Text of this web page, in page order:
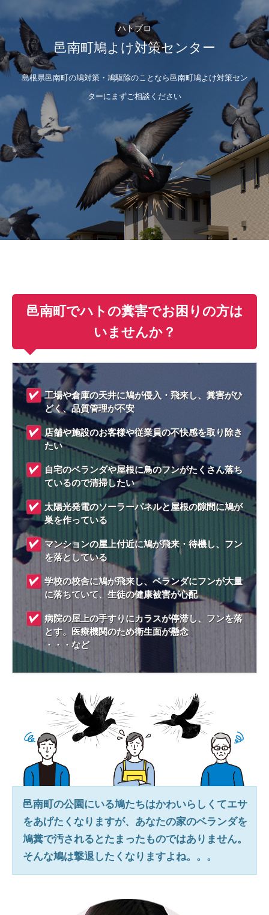
ハトプロ
邑南町鳩よけ対策センター
島根県邑南町の鳩対策・鳩駆除のことなら邑南町鳩よけ対策セン
ターにまずご相談ください
邑南町でハトの糞害でお困りの方は
いませんか？
工場や倉庫の天井に鳩が侵入・飛来し、糞害がひ
どく、品質管理が不安
店舗や施設のお客様や従業員の不快感を取り除き
たい
自宅のベランダや屋根に鳥のフンがたくさん落ち
ているので清掃したい
太陽光発電のソーラーパネルと屋根の隙間に鳩が
巣を作っている
マンションの屋上付近に鳩が飛来・待機し、フン
を落としている
学校の校舎に鳩が飛来し、ベランダにフンが大量
に落ちていて、生徒の健康被害が心配
病院の屋上の手すりにカラスが停滞し、フンを落
とす。医療機関のため衛生面が懸念
・・・など
邑南町の公園にいる鳩たちはかわいらしくてエサ
をあげたくなりますが、あなたの家のベランダを
鳩糞で汚されるとたまったものではありません。
そんな鳩は撃退したくなりますよね。。。